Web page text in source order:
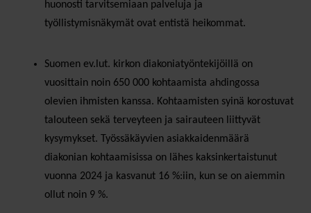
huonosti tarvitsemiaan palveluja ja
työllistymisnäkymät ovat entistä heikommat.
Suomen ev.lut. kirkon diakoniatyöntekijöillä on
vuosittain noin 650 000 kohtaamista ahdingossa
olevien ihmisten kanssa. Kohtaamisten syinä korostuvat
talouteen sekä terveyteen ja sairauteen liittyvät
kysymykset. Työssäkäyvien asiakkaidenmäärä
diakonian kohtaamisissa on lähes kaksinkertaistunut
vuonna 2024 ja kasvanut 16 %:iin, kun se on aiemmin
ollut noin 9 %.